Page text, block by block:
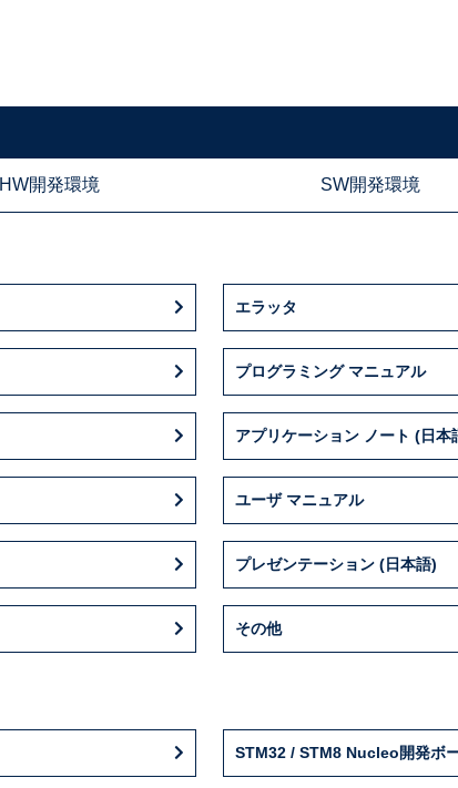
HW開発環境 SW開発環境
エラッタ
プログラミング マニュアル
アプリケーション ノート (日本
ユーザ マニュアル
プレゼンテーション (日本語)
その他
STM32 / STM8 Nucleo開発ボ